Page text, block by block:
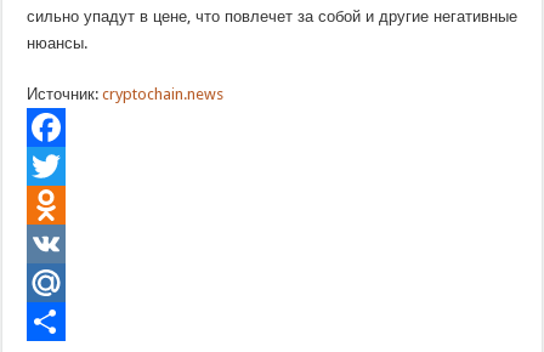
сильно упадут в цене, что повлечет за собой и другие негативные
нюансы.
Источник: cryptochain.news
Facebook
Twitter
Odnoklassniki
VK
Mail.Ru